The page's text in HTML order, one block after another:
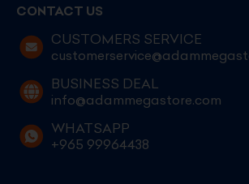
CONTACT US
CUSTOMERS SERVICE
BUSINESS DEAL
info@adammegastore.com
WHATSAPP
+965 99964438